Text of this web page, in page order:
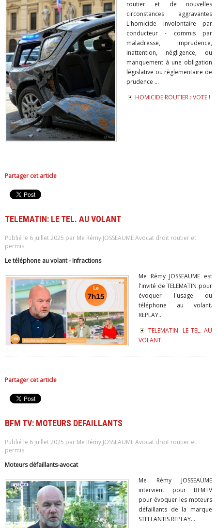
routier et de nouvelles
circonstances aggravantes
L'homicide involontaire par
conducteur - commis par
maladresse, imprudence,
inattention, négligence, ou
manquement à une obligation
législative ou règlementaire de
prudence ...
HOMICIDE ROUTIER : VOTE !
Partager cet article
TELEMATIN: LE TEL. AU VOLANT
Publié le 6 juillet 2025 par Me Rémy JOSSEAUME Avocat droit routier et
permis
Le téléphone au volant - Infractions
Me Rémy JOSSEAUME est
l'invité de TELEMATIN pour
évoquer l'usage du
téléphone au volant.
REPLAY...
TELEMATIN: LE TEL. AU
VOLANT
Partager cet article
BFM TV: MOTEURS DEFAILLANTS
Publié le 6 juillet 2025 par Me Rémy JOSSEAUME Avocat droit routier et
permis
Moteurs défaillants-avocat
Me Rémy JOSSEAUME
intervient pour BFMTV
pour évoquer les moteurs
défaillants de la marque
STELLANTIS REPLAY...